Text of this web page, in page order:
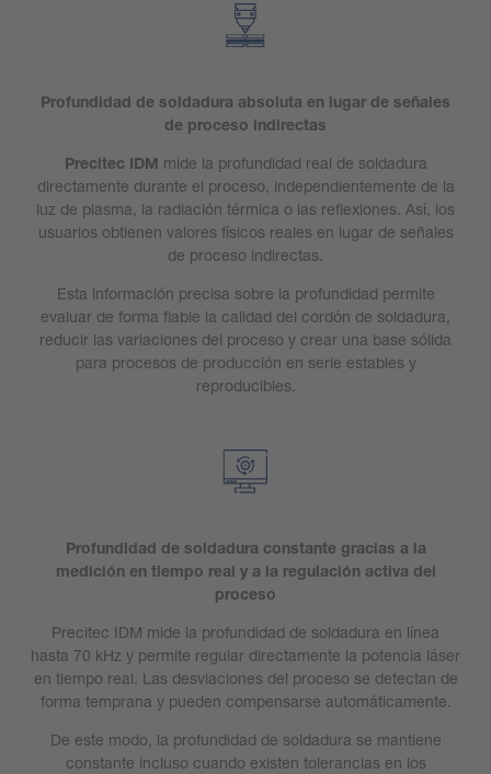
Profundidad de soldadura absoluta en lugar de señales
de proceso indirectas
Precitec IDM mide la profundidad real de soldadura
directamente durante el proceso, independientemente de la
luz de plasma, la radiación térmica o las reflexiones. Así, los
usuarios obtienen valores físicos reales en lugar de señales
de proceso indirectas.
Esta información precisa sobre la profundidad permite
evaluar de forma fiable la calidad del cordón de soldadura,
reducir las variaciones del proceso y crear una base sólida
para procesos de producción en serie estables y
reproducibles.
Profundidad de soldadura constante gracias a la
medición en tiempo real y a la regulación activa del
proceso
Precitec IDM mide la profundidad de soldadura en línea
hasta 70 kHz y permite regular directamente la potencia láser
en tiempo real. Las desviaciones del proceso se detectan de
forma temprana y pueden compensarse automáticamente.
De este modo, la profundidad de soldadura se mantiene
constante incluso cuando existen tolerancias en los